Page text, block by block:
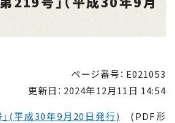
ページ番号：E021053
更新日： 2024年12月11日 14:54
」(平成30年9月20日発行) (PDF形